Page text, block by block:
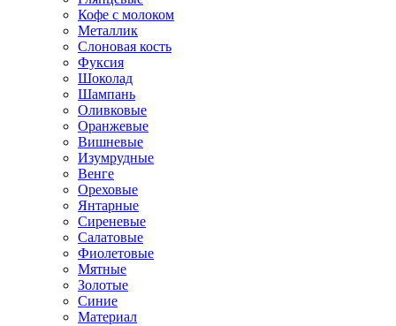
Кофе с молоком
Металлик
Слоновая кость
Фуксия
Шоколад
Шампань
Оливковые
Оранжевые
Вишневые
Изумрудные
Венге
Ореховые
Янтарные
Сиреневые
Салатовые
Фиолетовые
Мятные
Золотые
Синие
Материал